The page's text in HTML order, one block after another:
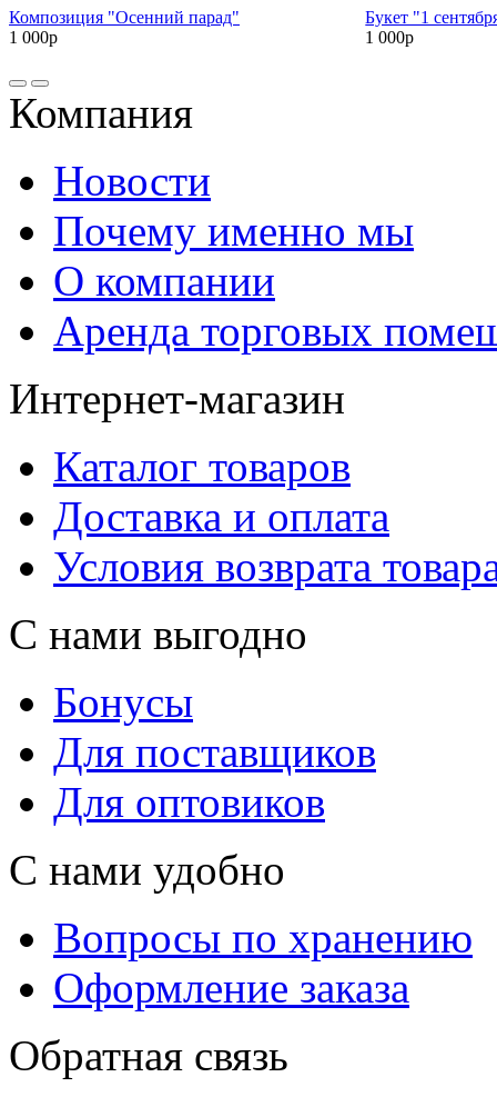
Композиция "Осенний парад"
1 000р
Букет "1
1 000р
Компания
Новости
Почему именно мы
О компании
Аренда торговых
Интернет-магазин
Каталог товаров
Доставка и оплата
Условия возврата
С нами выгодно
Бонусы
Для поставщиков
Для оптовиков
С нами удобно
Вопросы по хранению
Оформление заказа
Обратная связь